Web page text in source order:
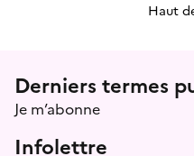
Haut
Menu
Derniers termes
Je m’abonne
Infolettre